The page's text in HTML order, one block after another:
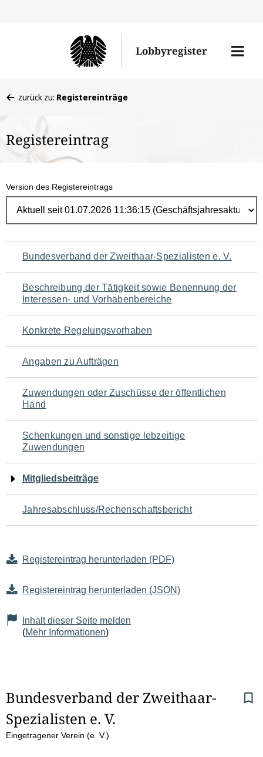
Lobbyregister
Menü
befinden
hier:
zurück zu: Registereinträge
Registereintrag
Version des Registereintrags
Navigation
für
den
Seiteninhalt
Bundesverband der Zweithaar-Spezialisten e. V.
Beschreibung der Tätigkeit sowie Benennung der
Interessen- und Vorhabenbereiche
Konkrete Regelungsvorhaben
Angaben zu Aufträgen
Zuwendungen oder Zuschüsse der öffentlichen
Hand
Schenkungen und sonstige lebzeitige
Zuwendungen
Mitgliedsbeiträge
Jahresabschluss/Rechenschaftsbericht
Registereintrag herunterladen (PDF)
Registereintrag herunterladen (JSON)
Inhalt dieser Seite melden
(Mehr Informationen)
S
e
Bundesverband der Zweithaar-
Spezialisten e. V.
Eingetragener Verein (e. V.)